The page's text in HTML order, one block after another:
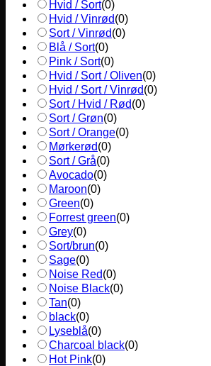
Hvid / Sort(0)
Hvid / Vinrød(0)
Sort / Vinrød(0)
Blå / Sort(0)
Pink / Sort(0)
Hvid / Sort / Oliven(0)
Hvid / Sort / Vinrød(0)
Sort / Hvid / Rød(0)
Sort / Grøn(0)
Sort / Orange(0)
Mørkerød(0)
Sort / Grå(0)
Avocado(0)
Maroon(0)
Green(0)
Forrest green(0)
Grey(0)
Sort/brun(0)
Sage(0)
Noise Red(0)
Noise Black(0)
Tan(0)
black(0)
Lyseblå(0)
Charcoal black(0)
Hot Pink(0)